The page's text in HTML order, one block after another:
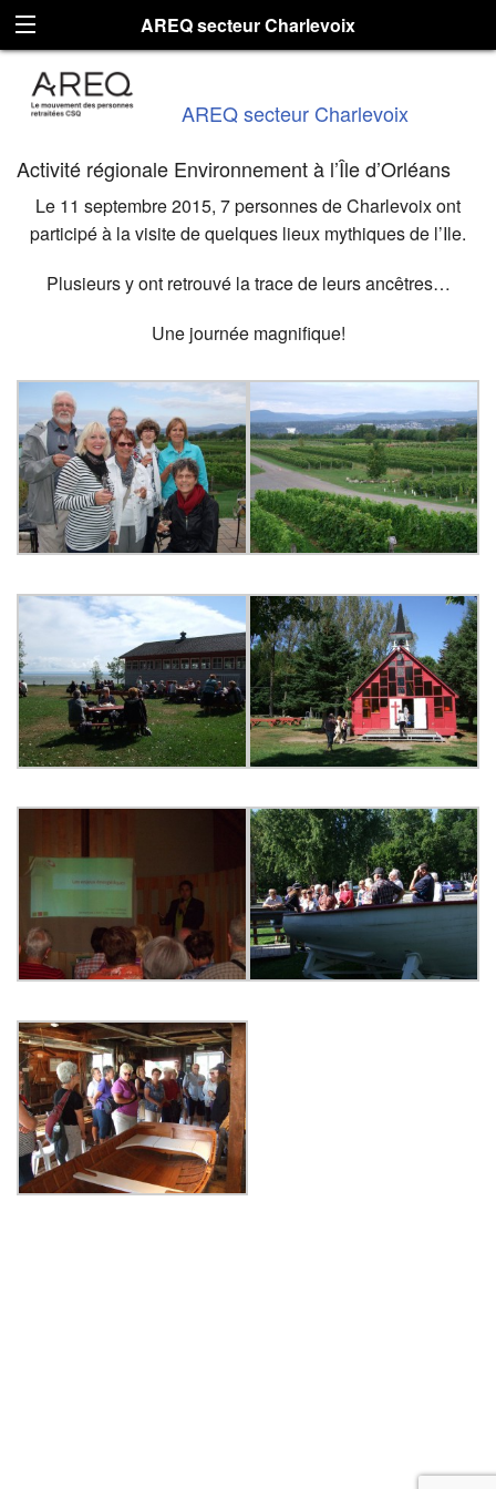
AREQ secteur Charlevoix
AREQ secteur Charlevoix
Activité régionale Environnement à l’Île d’Orléans
Le 11 septembre 2015, 7 personnes de Charlevoix ont
participé à la visite de quelques lieux mythiques de l’Ile.
Plusieurs y ont retrouvé la trace de leurs ancêtres…
Une journée magnifique!